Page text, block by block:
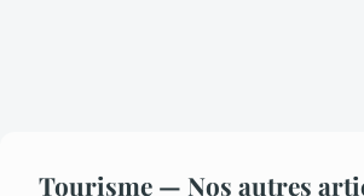
Tourisme — Nos autres